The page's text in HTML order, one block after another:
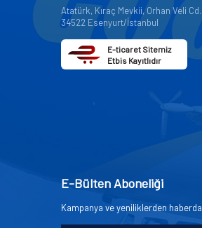
Atatürk, Kıraç Mevkii, Orhan Veli Cd.
34522 Esenyurt/İstanbul
E-ticaret Sitemiz
Etbis Kayıtlıdır
E-Bülten Aboneliği
Kampanya ve yeniliklerden